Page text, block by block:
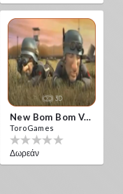
New Bom Bom Vr SBS 2020
ToroGames
Δωρεάν